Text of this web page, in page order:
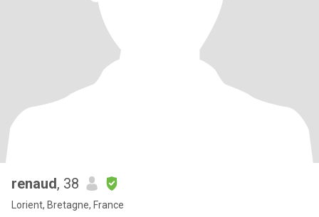
renaud, 38
Lorient, Bretagne, France